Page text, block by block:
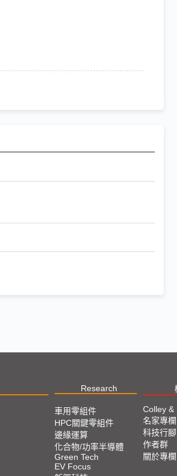
Research
車用零組件
HPC關鍵零組件
邊緣運算
化合物/功率半導體
Green Tech
EV Focus
Colley &
名家專欄
科技行腳
作者群
關於專欄